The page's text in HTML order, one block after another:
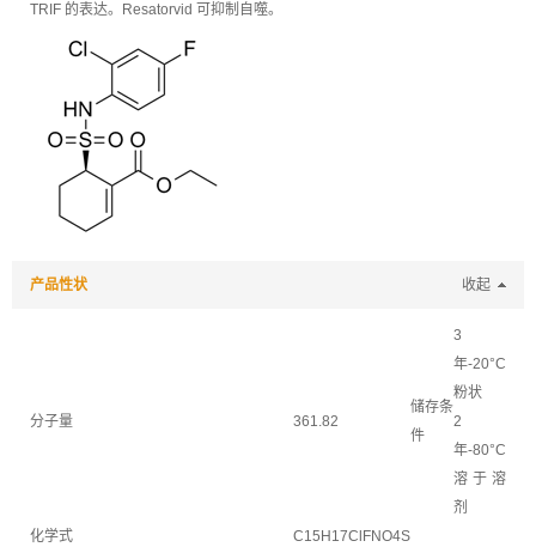
TRIF 的表达。Resatorvid 可抑制自噬。
产品性状 收起
分子量 361.82
储存条
件
3
年-20°C
粉状
2
年-80°C
溶于溶
剂
化学式
C15H17ClFNO4S